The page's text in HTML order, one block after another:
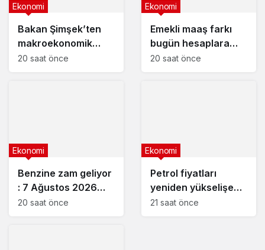
Bakan Şimşek’ten
makroekonomik
istikrar açıklaması
Ekonomi
20 saat önce
Emekli maaş farkı
bugün hesaplara
yatıyor
Ekonomi
20 saat önce
Benzine zam geliyor
: 7 Ağustos 2026
güncel akaryakıt
Ekonomi
20 saat önce
Petrol fiyatları
yeniden yükselişe
geçti
Ekonomi
21 saat önce